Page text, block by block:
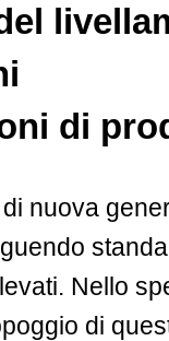
di
nuova
Nello
di